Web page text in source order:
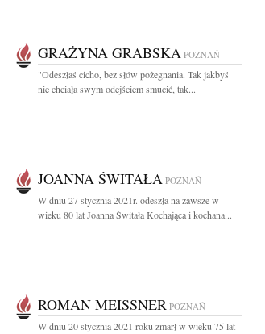
GRAŻYNA GRABSKA POZNAŃ
"Odeszłaś cicho, bez słów pożegnania. Tak jakbyś
nie chciała swym odejściem smucić, tak...
JOANNA ŚWITAŁA POZNAŃ
W dniu 27 stycznia 2021r. odeszła na zawsze w
wieku 80 lat Joanna Świtała Kochająca i kochana...
ROMAN MEISSNER POZNAŃ
W dniu 20 stycznia 2021 roku zmarł w wieku 75 lat